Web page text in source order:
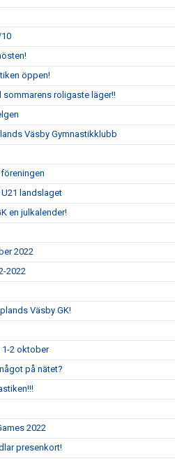
öppen!
sommarens roligaste läger!!
Väsby Gymnastikklubb
landslaget
en julkalender!
2022
2022
Väsby GK!
1-2 oktober
på nätet?
2022
presenkort!